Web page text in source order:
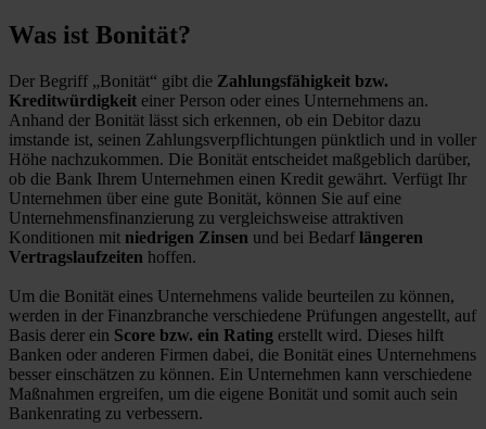
Was ist Bonität?
Der Begriff „Bonität“ gibt die Zahlungsfähigkeit bzw.
Kreditwürdigkeit einer Person oder eines Unternehmens an.
Anhand der Bonität lässt sich erkennen, ob ein Debitor dazu
imstande ist, seinen Zahlungsverpflichtungen pünktlich und in voller
Höhe nachzukommen. Die Bonität entscheidet maßgeblich darüber,
ob die Bank Ihrem Unternehmen einen Kredit gewährt. Verfügt Ihr
Unternehmen über eine gute Bonität, können Sie auf eine
Unternehmensfinanzierung zu vergleichsweise attraktiven
Konditionen mit niedrigen Zinsen und bei Bedarf längeren
Vertragslaufzeiten hoffen.
Um die Bonität eines Unternehmens valide beurteilen zu können,
werden in der Finanzbranche verschiedene Prüfungen angestellt, auf
Basis derer ein Score bzw. ein Rating erstellt wird. Dieses hilft
Banken oder anderen Firmen dabei, die Bonität eines Unternehmens
besser einschätzen zu können. Ein Unternehmen kann verschiedene
Maßnahmen ergreifen, um die eigene Bonität und somit auch sein
Bankenrating zu verbessern.